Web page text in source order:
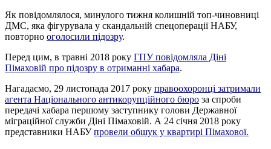
Як повідомлялося, минулого тижня колишній топ-чиновниці
ДМС, яка фігурувала у скандальній спецоперації НАБУ,
повторно оголосили підозру.
Перед цим, в травні 2018 року ГПУ повідомляла Діні
Пімаховій про підозру в отриманні хабара.
Нагадаємо, 29 листопада 2017 року правоохоронці затримали
агента Національного антикорупційного бюро за спроби
передачі хабара першому заступнику голови Державної
міграційної служби Діні Пімаховій. А 24 січня 2018 року
представники НАБУпровели обшук у квартирі Пімахової.